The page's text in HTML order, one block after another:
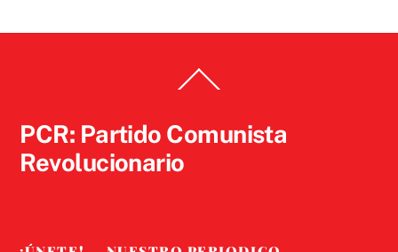
To
PCR: Partido Comunista
Revolucionario